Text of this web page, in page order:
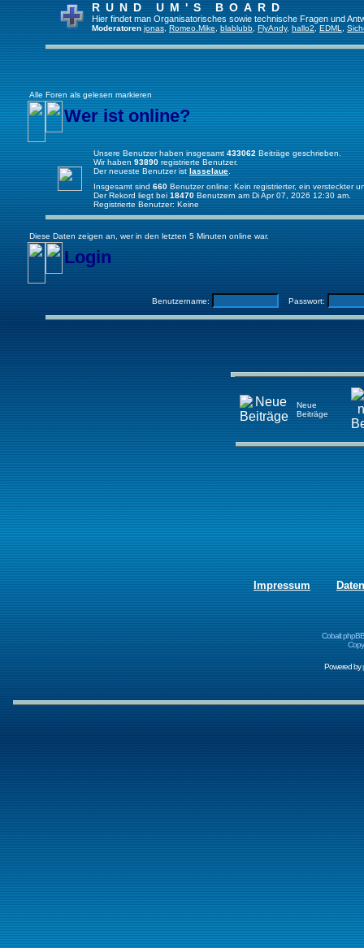
RUND UM'S BOARD
Hier findet man Organisatorisches sowie technische Fragen und
Moderatoren jonas Romeo.Mike blablubb FlyAndy, hallo2 EDML
Alle Foren als gelesen markieren
Wer ist online?
Unsere Benutzer haben insgesamt 433062 Beiträge geschrieben.
Wir haben 93890 registrierte Benutzer.
Der neueste Benutzer ist lasselaue
Insgesamt sind 660 Benutzer online: Kein registrierter, ein versteckter
Der Rekord liegt bei 18470 Benutzern am Di Apr 07, 2026 12:30 am.
Registrierte Benutzer: Keine
Diese Daten zeigen an, wer in den letzten 5 Minuten online war.
Login
Benutzername: Passwort:
Neue
Beiträge
Impressum
Cobalt
Powered by